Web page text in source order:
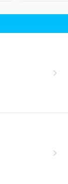
ッド
株式会社ガ
株式会
会社
(2372件)